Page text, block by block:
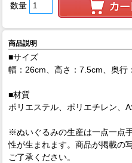
数量
商品説明
■サイズ
幅：26cm、高さ：7.5cm、奥行
■材質
ポリエステル、ポリエチレン、
※ぬいぐるみの生産は一点一点
性が生まれます。商品が掲載の
ご了承ください。